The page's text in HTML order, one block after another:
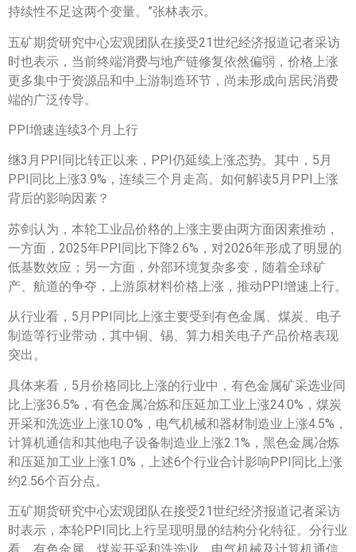
持续性不足这两个变量。”张林表示。
五矿期货研究中心宏观团队在接受21世纪经济报道记者采访
时也表示，当前终端消费与地产链修复依然偏弱，价格上涨
更多集中于资源品和中上游制造环节，尚未形成向居民消费
端的广泛传导。
PPI增速连续3个月上行
继3月PPI同比转正以来，PPI仍延续上涨态势。其中，5月
PPI同比上涨3.9%，连续三个月走高。如何解读5月PPI上涨
背后的影响因素？
苏剑认为，本轮工业品价格的上涨主要由两方面因素推动，
一方面，2025年PPI同比下降2.6%，对2026年形成了明显的
低基数效应；另一方面，外部环境复杂多变，随着全球矿
产、航道的争夺，上游原材料价格上涨，推动PPI增速上行。
从行业看，5月PPI同比上涨主要受到有色金属、煤炭、电子
制造等行业带动，其中铜、锡、算力相关电子产品价格表现
突出。
具体来看，5月价格同比上涨的行业中，有色金属矿采选业同
比上涨36.5%，有色金属冶炼和压延加工业上涨24.0%，煤炭
开采和洗选业上涨10.0%，电气机械和器材制造业上涨4.5%，
计算机通信和其他电子设备制造业上涨2.1%，黑色金属冶炼
和压延加工业上涨1.0%，上述6个行业合计影响PPI同比上涨
约2.56个百分点。
五矿期货研究中心宏观团队在接受21世纪经济报道记者采访
时表示，本轮PPI同比上行呈现明显的结构分化特征。分行业